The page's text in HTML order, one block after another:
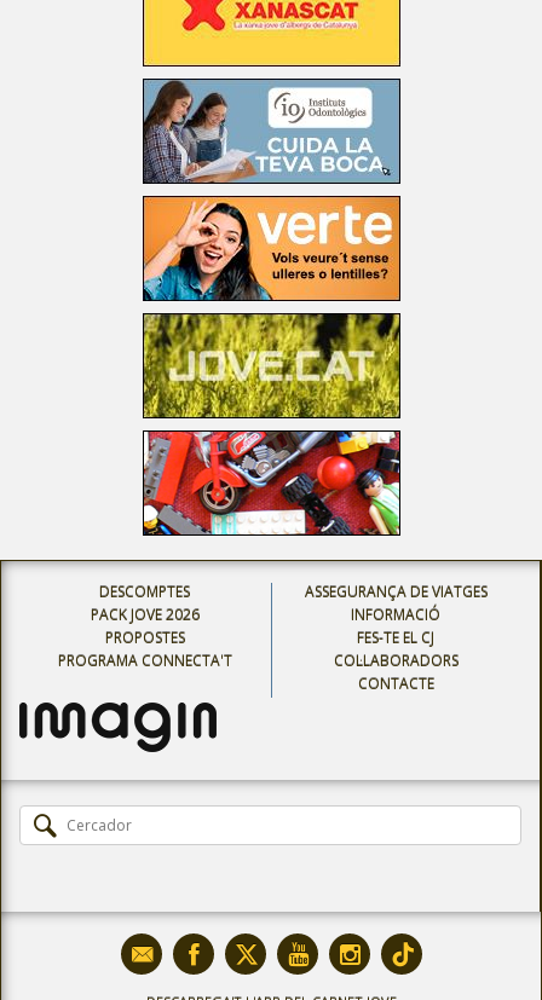
DESCOMPTES
PACK JOVE 2026
PROPOSTES
PROGRAMA CONNECTA'T
ASSEGURANÇA DE VIATGES
INFORMACIÓ
FES-TE EL CJ
COL·LABORADORS
CONTACTE